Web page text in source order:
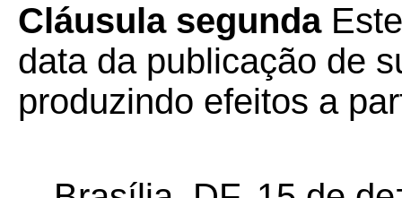
Cláusula segunda
data da publicação de
produzindo efeitos a